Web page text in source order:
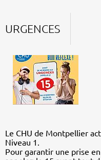
URGENCES
Le CHU de Montpellier
Niveau 1.
Pour garantir une prise